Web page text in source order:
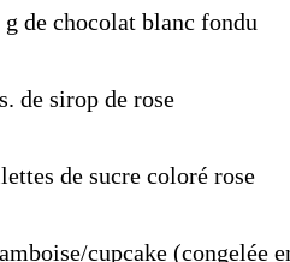
g de chocolat blanc fondu
de sirop de rose
de sucre coloré rose
cupcake (congelée